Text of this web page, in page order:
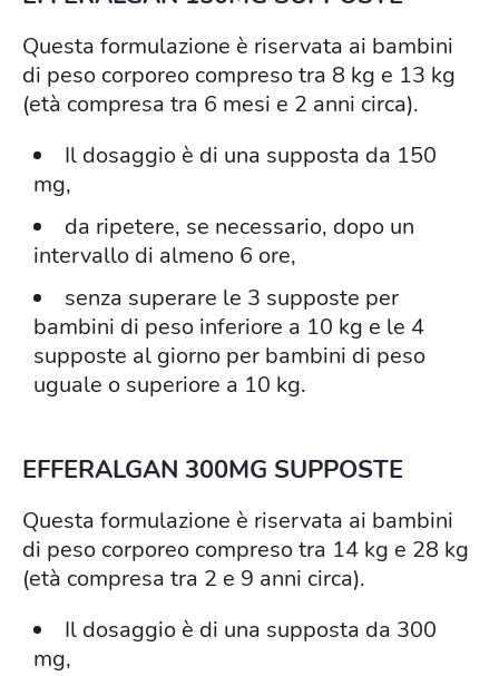
Questa formulazione è riservata ai bambini
di peso corporeo compreso tra 8 kg e 13 kg
(età compresa tra 6 mesi e 2 anni circa).
Il dosaggio è di una supposta da 150
mg,
da ripetere, se necessario, dopo un
intervallo di almeno 6 ore,
senza superare le 3 supposte per
bambini di peso inferiore a 10 kg e le 4
supposte al giorno per bambini di peso
uguale o superiore a 10 kg.
EFFERALGAN 300MG SUPPOSTE
Questa formulazione è riservata ai bambini
di peso corporeo compreso tra 14 kg e 28 kg
(età compresa tra 2 e 9 anni circa).
Il dosaggio è di una supposta da 300
mg,